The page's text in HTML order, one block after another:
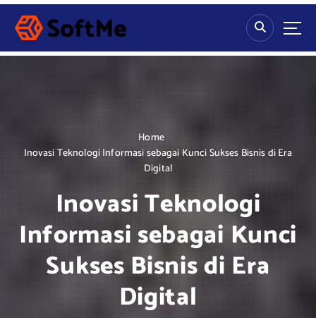
S
p
Home
Inovasi Teknologi Informasi sebagai Kunci Sukses Bisnis di Era
Digital
Inovasi Teknologi
Informasi sebagai Kunci
Sukses Bisnis di Era
Digital